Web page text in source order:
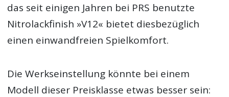
das seit einigen Jahren bei PRS benutzte
Nitrolackfinish »V12« bietet diesbezüglich
einen einwandfreien Spielkomfort.
Die Werkseinstellung könnte bei einem
Modell dieser Preisklasse etwas besser sein: